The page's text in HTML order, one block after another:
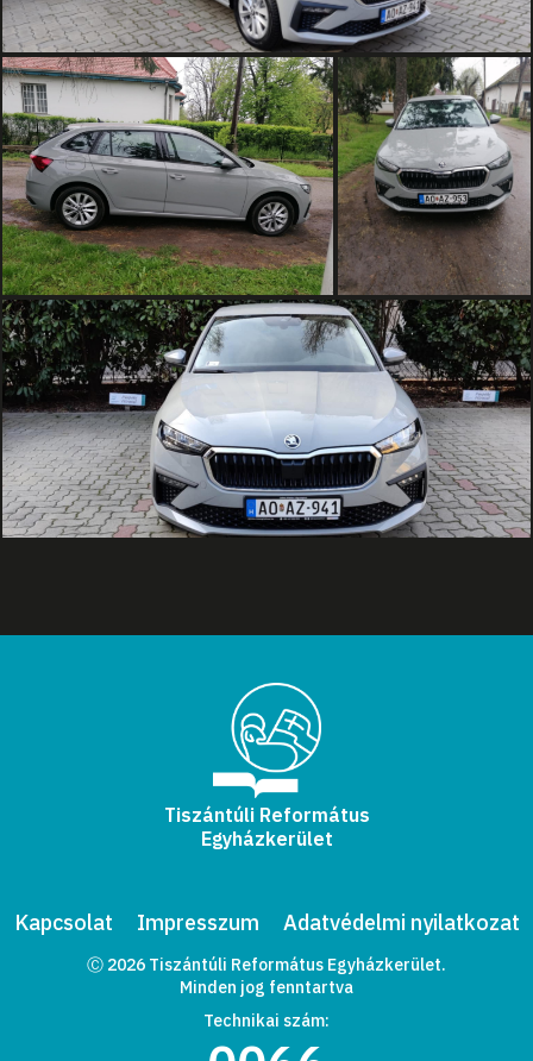
Tiszántúli Református
Egyházkerület
Kapcsolat Impresszum Adatvédelmi nyilatkozat
Ⓒ 2026 Tiszántúli Református Egyházkerület.
Minden jog fenntartva
Technikai szám: